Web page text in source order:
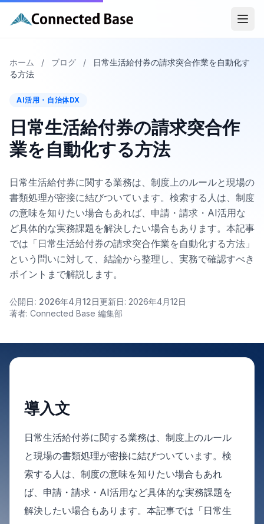
ホーム / ブログ /
日常生活給付券の請求突合作業を自動化す
る方法
AI活用・自治体DX
日常生活給付券の請求突合作
業を自動化する方法
日常生活給付券に関する業務は、制度上のルールと現場の
書類処理が密接に結びついています。検索する人は、制度
の意味を知りたい場合もあれば、申請・請求・AI活用な
ど具体的な実務課題を解決したい場合もあります。本記事
では「日常生活給付券の請求突合作業を自動化する方法」
という問いに対して、結論から整理し、実務で確認すべき
ポイントまで解説します。
公開日: 2026年4月12日更新日: 2026年4月12日
著者: Connected Base 編集部
導入文
日常生活給付券に関する業務は、制度上のルール
と現場の書類処理が密接に結びついています。検
索する人は、制度の意味を知りたい場合もあれ
ば、申請・請求・AI活用など具体的な実務課題を
解決したい場合もあります。本記事では「日常生